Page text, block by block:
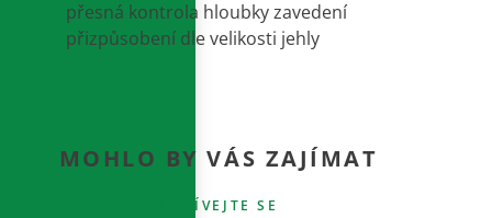
přesná kontrola hloubky zavedení
přizpůsobení dle velikosti jehly
MOHLO BY VÁS ZAJÍMAT
PODÍVEJTE SE